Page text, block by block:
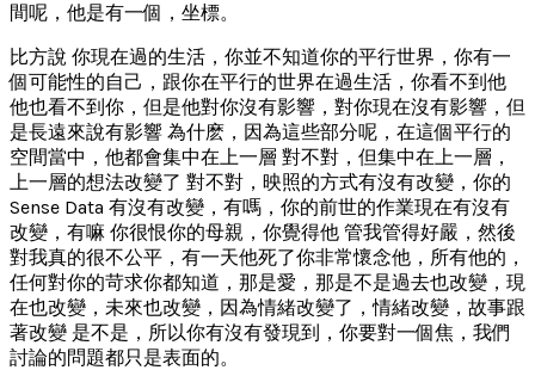
間呢，他是有一個，坐標。
比方說 你現在過的生活，你並不知道你的平行世界，你有一
個可能性的自己，跟你在平行的世界在過生活，你看不到他
他也看不到你，但是他對你沒有影響，對你現在沒有影響，但
是長遠來說有影響 為什麽，因為這些部分呢，在這個平行的
空間當中，他都會集中在上一層 對不對，但集中在上一層，
上一層的想法改變了 對不對，映照的方式有沒有改變，你的
Sense Data 有沒有改變，有嗎，你的前世的作業現在有沒有
改變，有嘛 你很恨你的母親，你覺得他 管我管得好嚴，然後
對我真的很不公平，有一天他死了你非常懷念他，所有他的，
任何對你的苛求你都知道，那是愛，那是不是過去也改變，現
在也改變，未來也改變，因為情緒改變了，情緒改變，故事跟
著改變 是不是，所以你有沒有發現到，你要對一個焦，我們
討論的問題都只是表面的。